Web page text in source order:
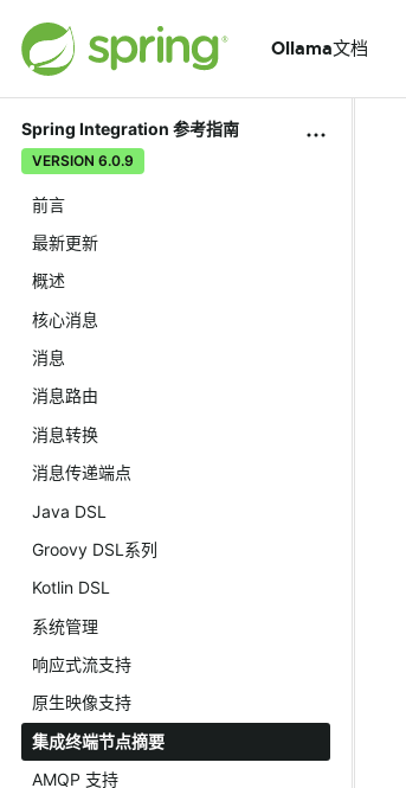
Ollama文档
Spring Integration 参考指南
VERSION 6.0.9
前言
最新更新
概述
核心消息
消息
消息路由
消息转换
消息传递端点
Java DSL
Groovy DSL系列
Kotlin DSL
系统管理
响应式流支持
原生映像支持
集成终端节点摘要
AMQP 支持